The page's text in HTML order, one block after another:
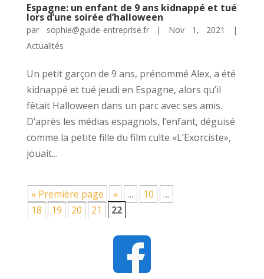
Espagne: un enfant de 9 ans kidnappé et tué
lors d’une soirée d’halloween
par sophie@guide-entreprise.fr| Nov 1, 2021
|
Actualités
Un petit garçon de 9 ans, prénommé Alex, a été
kidnappé et tué jeudi en Espagne, alors qu’il
fêtait Halloween dans un parc avec ses amis.
D’après les médias espagnols, l’enfant, déguisé
comme la petite fille du film culte «L’Exorciste»,
jouait...
« Première page « … 10
…
18
19 20 21 22